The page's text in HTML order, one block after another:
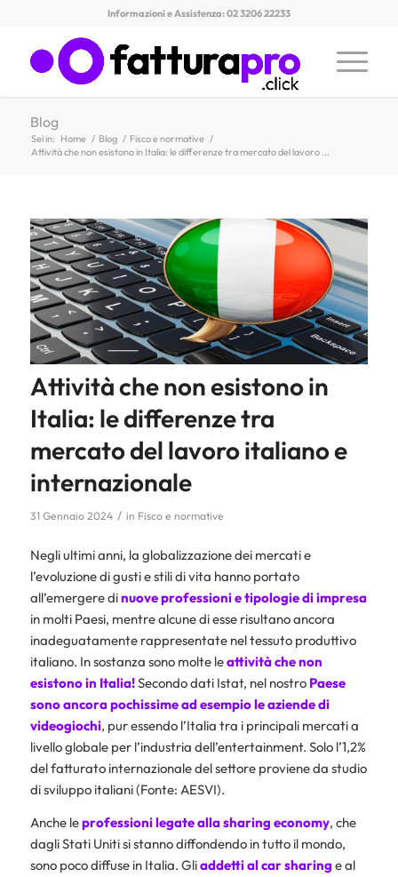
Informazioni e Assistenza: 02 3206 22233
Blog
Sei in: Home / Blog / Fisco e normative /
Attività che non esistono in Italia: le differenze tra mercato del lavoro ...
Attività che non esistono in
Italia: le differenze tra
mercato del lavoro italiano e
internazionale
31 Gennaio 2024 / in Fisco e normative
Negli ultimi anni, la globalizzazione dei mercati e
l’evoluzione di gusti e stili di vita hanno portato
all’emergere dinuove professioni e tipologie di impresa
in molti Paesi, mentre alcune di esse risultano ancora
inadeguatamente rappresentate nel tessuto produttivo
italiano. In sostanza sono molte leattività che non
esistono in Italia!Secondo dati Istat, nel nostro Paese
sono ancora pochissime ad esempio le aziende di
videogiochi, pur essendo l’Italia tra i principali mercati a
livello globale per l’industria dell’entertainment. Solo l’1,2%
del fatturato internazionale del settore proviene da studio
di sviluppo italiani (Fonte: AESVI).
Anche leprofessioni legate alla sharing economy, che
dagli Stati Uniti si stanno diffondendo in tutto il mondo,
sono poco diffuse in Italia. Gliaddetti al car sharing e al